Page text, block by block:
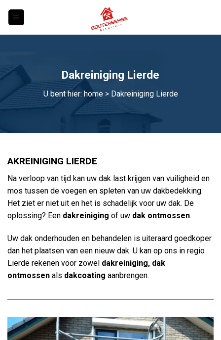
Dakreiniging Lierde
U bent hier: home> Dakreiniging Lierde
AKREINIGING LIERDE
Na verloop van tijd kan uw dak last krijgen van vuiligheid en
mos tussen de voegen en spleten van uw dakbedekking.
Het ziet er niet uit en het is schadelijk voor uw dak. De
oplossing? Een dakreiniging of uw dak ontmossen.
Uw dak onderhouden en behandelen is uiteraard goedkoper
dan het plaatsen van een nieuw dak. U kan op ons in regio
Lierde rekenen voor zowel dakreiniging, dak
ontmossen als dakcoating aanbrengen.